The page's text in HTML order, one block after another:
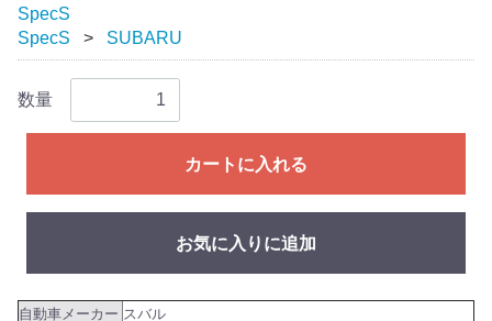
SpecS
SpecS
SUBARU
数量
カートに入れる
お気に入りに追加
自動車メーカー スバル